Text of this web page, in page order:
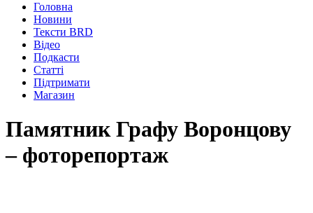
Головна
Новини
Тексти BRD
Відео
Подкасти
Статті
Підтримати
Магазин
Памятник Графу Воронцову
– фоторепортаж